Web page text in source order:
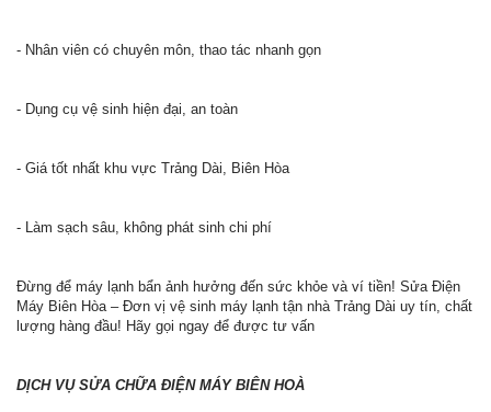
- Nhân viên có chuyên môn, thao tác nhanh gọn
- Dụng cụ vệ sinh hiện đại, an toàn
- Giá tốt nhất khu vực Trảng Dài, Biên Hòa
- Làm sạch sâu, không phát sinh chi phí
Đừng để máy lạnh bẩn ảnh hưởng đến sức khỏe và ví tiền! Sửa Điện
Máy Biên Hòa – Đơn vị vệ sinh máy lạnh tận nhà Trảng Dài uy tín, chất
lượng hàng đầu! Hãy gọi ngay để được tư vấn
DỊCH VỤ SỬA CHỮA ĐIỆN MÁY BIÊN HOÀ